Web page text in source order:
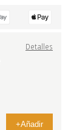
Detalles
+Añadir